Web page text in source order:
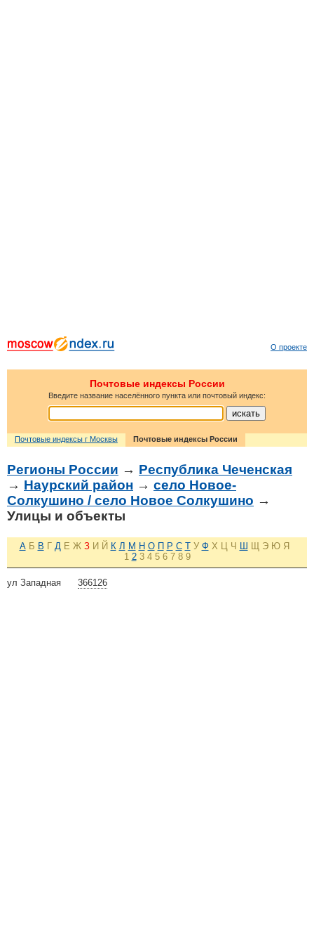
О проекте
Почтовые индексы России
Введите название населённого пункта или почтовый индекс:
Почтовые индексы г Москвы Почтовые индексы России
Регионы России → Республика Чеченская
→ Наурский район → село Новое-
Солкушино / село Новое Солкушино →
Улицы и объекты
А Б В Г Д Е Ж З И Й К Л М Н О П Р С Т У Ф Х Ц Ч Ш Щ Э Ю Я
1 2 3 4 5 6 7 8 9
366126
ул Западная